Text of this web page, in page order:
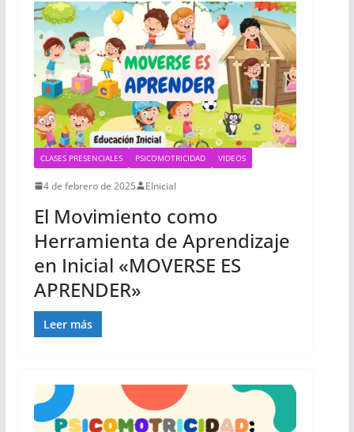
CLASES PRESENCIALES PSICOMOTRICIDAD VIDEOS
4 de febrero de 2025 EInicial
El Movimiento como
Herramienta de Aprendizaje
en Inicial «MOVERSE ES
APRENDER»
Leer más